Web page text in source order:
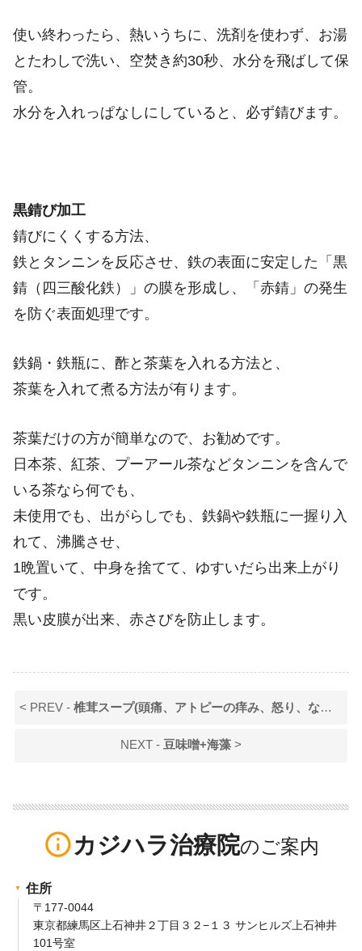
使い終わったら、熱いうちに、洗剤を使わず、お湯
とたわしで洗い、空焚き約30秒、水分を飛ばして保
管。
水分を入れっぱなしにしていると、必ず錆びます。
黒錆び加工
錆びにくくする方法、
鉄とタンニンを反応させ、鉄の表面に安定した「黒
錆（四三酸化鉄）」の膜を形成し、「赤錆」の発生
を防ぐ表面処理です。
鉄鍋・鉄瓶に、酢と茶葉を入れる方法と、
茶葉を入れて煮る方法が有ります。
茶葉だけの方が簡単なので、お勧めです。
日本茶、紅茶、プーアール茶などタンニンを含んで
いる茶なら何でも、
未使用でも、出がらしでも、鉄鍋や鉄瓶に一握り入
れて、沸騰させ、
1晩置いて、中身を捨てて、ゆすいだら出来上がり
です。
黒い皮膜が出来、赤さびを防止します。
< PREV -椎茸スープ(頭痛、アトピーの痒み、怒り、などに)
NEXT - 豆味噌+海藻 >
info_outlineカジハラ治療院
住所
〒177-0044
東京都練馬区上石神井２丁目３２−１３ サンヒルズ上石神井
101号室